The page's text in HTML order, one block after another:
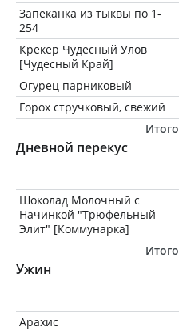
Запеканка из тыквы по 1-
254
Крекер Чудесный Улов
[Чудесный Край]
Огурец парниковый
Горох стручковый, свежий
Итого
Дневной перекус
Шоколад Молочный с
Начинкой "Трюфельный
Элит" [Коммунарка]
Итого
Ужин
Арахис